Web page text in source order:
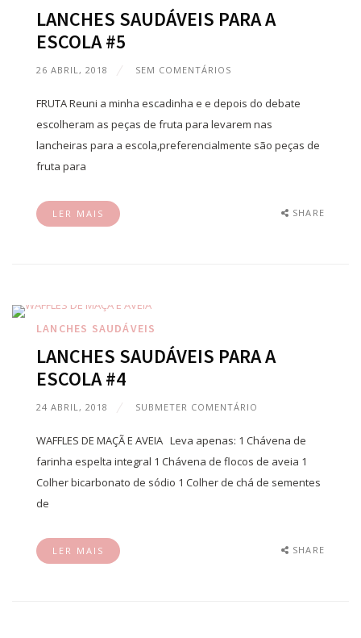
LANCHES SAUDÁVEIS PARA A
ESCOLA #5
26 ABRIL, 2018 SEM COMENTÁRIOS
FRUTA Reuni a minha escadinha e e depois do debate
escolheram as peças de fruta para levarem nas
lancheiras para a escola,preferencialmente são peças de
fruta para
LER MAIS SHARE
LANCHES SAUDÁVEIS
LANCHES SAUDÁVEIS PARA A
ESCOLA #4
24 ABRIL, 2018 SUBMETER COMENTÁRIO
WAFFLES DE MAÇÃ E AVEIA Leva apenas: 1 Chávena de
farinha espelta integral 1 Chávena de flocos de aveia 1
Colher bicarbonato de sódio 1 Colher de chá de sementes
de
LER MAIS SHARE